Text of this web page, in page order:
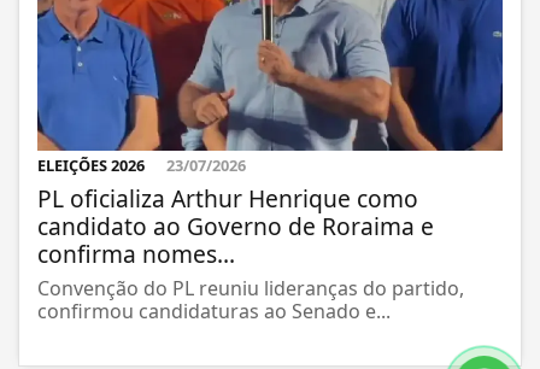
ELEIÇÕES 2026 23/07/2026
PL oficializa Arthur Henrique como
candidato ao Governo de Roraima e
confirma nomes...
Convenção do PL reuniu lideranças do partido,
confirmou candidaturas ao Senado e...